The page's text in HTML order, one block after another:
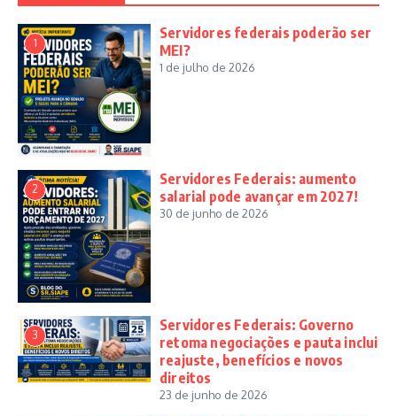
1
Servidores federais poderão ser
MEI?
1 de julho de 2026
2
Servidores Federais: aumento
salarial pode avançar em 2027!
30 de junho de 2026
3
Servidores Federais: Governo
retoma negociações e pauta inclui
reajuste, benefícios e novos
direitos
23 de junho de 2026